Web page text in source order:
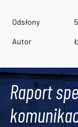
Odsłony
Autor
Raport